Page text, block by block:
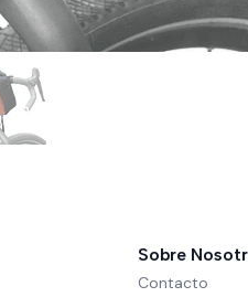
Sobre
Contacto